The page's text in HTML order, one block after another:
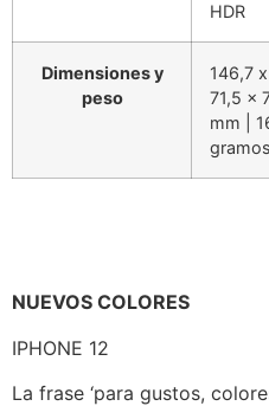
HDR
Dimensiones y
peso
146,7 x
71,5 x
mm |
gramos
NUEVOS COLORES
IPHONE 12
La frase ‘para gustos,